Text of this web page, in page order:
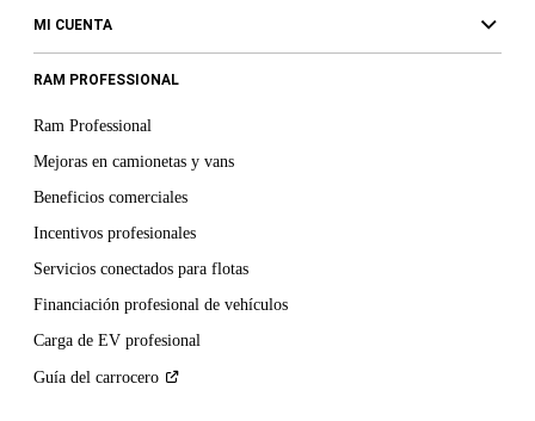
MI CUENTA
RAM PROFESSIONAL
Ram Professional
Mejoras en camionetas y vans
Beneficios comerciales
Incentivos profesionales
Servicios conectados para flotas
Financiación profesional de vehículos
Carga de EV profesional
Guía del carrocero